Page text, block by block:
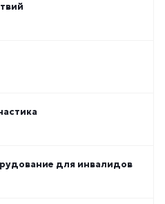
для инвалидов